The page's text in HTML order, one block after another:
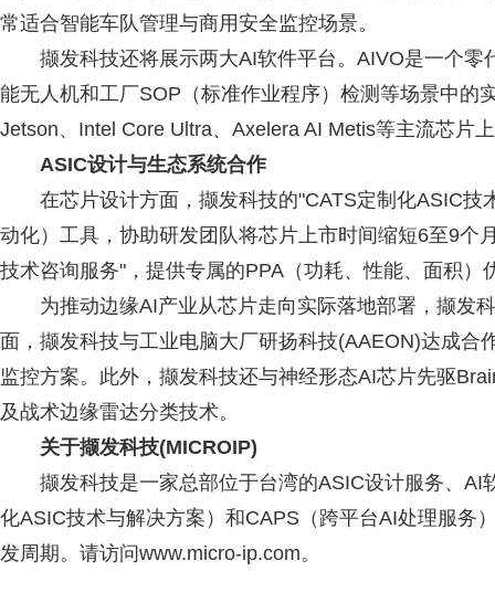
常适合智能车队管理与商用安全监控场景。
撷发科技还将展示两大AI软件平台。AIVO是一个零
能无人机和工厂SOP（标准作业程序）检测等场景中的
Jetson、Intel Core Ultra、Axelera AI Metis等主流芯片
ASIC设计与生态系统合作
在芯片设计方面，撷发科技的"CATS定制化ASIC技
动化）工具，协助研发团队将芯片上市时间缩短6至9个
技术咨询服务"，提供专属的PPA（功耗、性能、面积
为推动边缘AI产业从芯片走向实际落地部署，撷发
面，撷发科技与工业电脑大厂研扬科技(AAEON)达成合
监控方案。此外，撷发科技还与神经形态AI芯片先驱
及战术边缘雷达分类技术。
关于撷发科技(MICROIP)
撷发科技是一家总部位于台湾的ASIC设计服务、AI
化ASIC技术与解决方案）和CAPS（跨平台AI处理服务
发周期。请访问www.micro-ip.com。